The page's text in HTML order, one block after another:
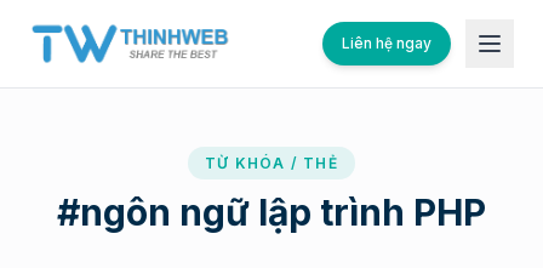
Liên hệ ngay
TỪ KHÓA / THẺ
#ngôn ngữ lập trình PHP